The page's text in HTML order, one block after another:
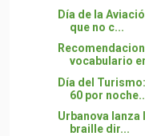
Día de la
que no c...
vocabulario
Día del
60 por
Urbanova
braille dir...